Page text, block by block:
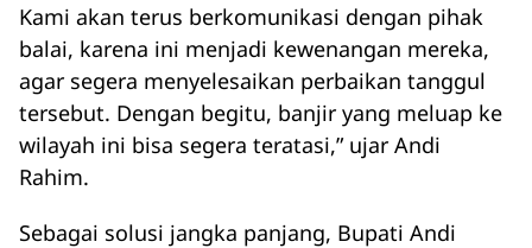
Kami akan terus berkomunikasi dengan pihak
balai, karena ini menjadi kewenangan mereka,
agar segera menyelesaikan perbaikan tanggul
tersebut. Dengan begitu, banjir yang meluap ke
wilayah ini bisa segera teratasi,” ujar Andi
Rahim.
Sebagai solusi jangka panjang, Bupati Andi